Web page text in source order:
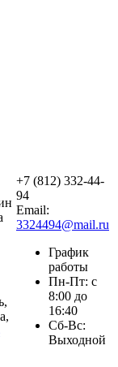
+7 (812) 332-44-
94
Email:
3324494@mail.ru
График
работы
Пн-Пт: с
8:00 до
16:40
Сб-Вс:
Выходной